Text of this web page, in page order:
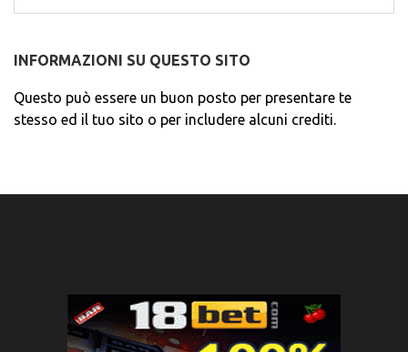
for:
INFORMAZIONI SU QUESTO SITO
Questo può essere un buon posto per presentare te
stesso ed il tuo sito o per includere alcuni crediti.